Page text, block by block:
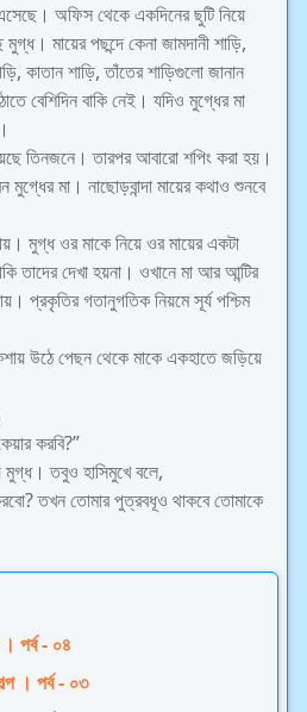
অফিস থেকে একদিনের ছুটি নিয়ে
মুগ্ধ। মায়ের পছন্দে কেনা জামদানী শাড়ি,
কাতান শাড়ি, তাঁতের শাড়িগুলো জানান
বেশিদিন বাকি নেই। যদিও মুগ্ধের মা
তিনজনে। তারপর আবারো শপিং করা হয়।
মুগ্ধের মা। নাছোড়বান্দা মায়ের কথাও শুনবে
মুগ্ধ ওর মাকে নিয়ে ওর মায়ের একটা
তাদের দেখা হয়না। ওখানে মা আর আন্টির
প্রকৃতির গতানুগতিক নিয়মে সূর্য পশ্চিম
উঠে পেছন থেকে মাকে একহাতে জড়িয়ে
করবি?”
তবুও হাসিমুখে বলে,
তখন তোমার পুত্রবধূও থাকবে তোমাকে
। পর্ব - ০৪
। পর্ব - ০৩